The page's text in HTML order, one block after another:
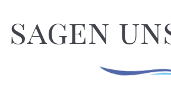
sagen